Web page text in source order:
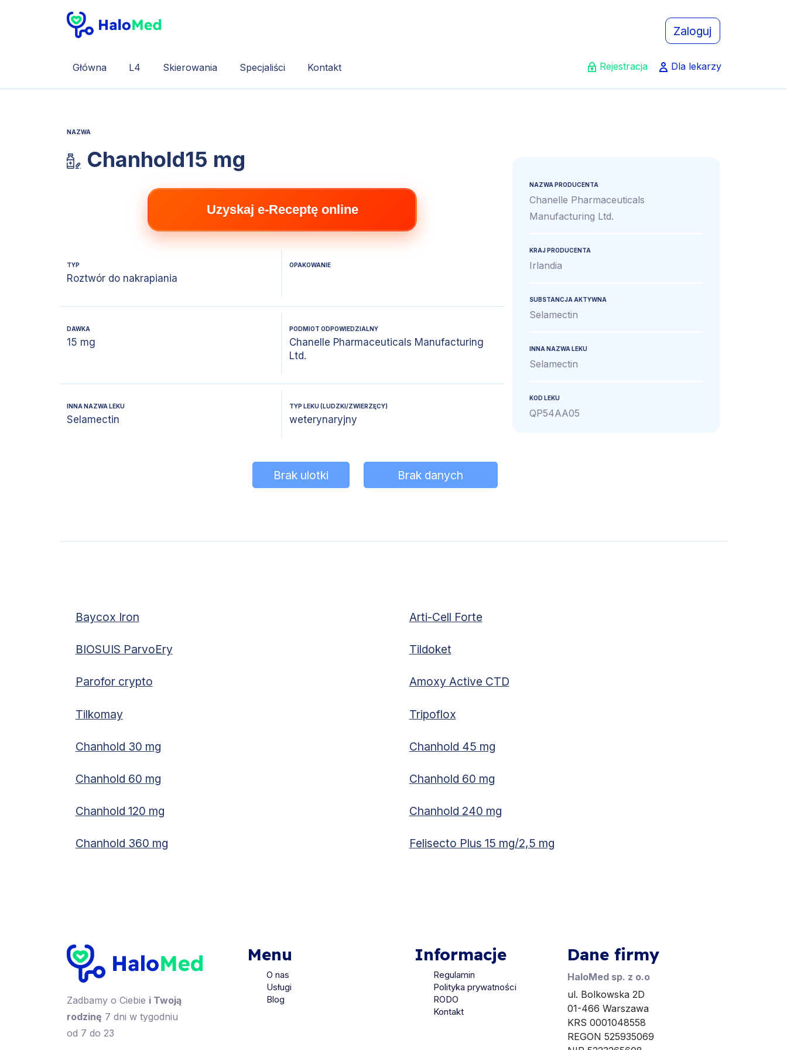
Zaloguj
Główna L4 Skierowania Specjaliści Kontakt Rejestracja Dla lekarzy
NAZWA
Chanhold15 mg
Uzyskaj e-Receptę online
TYP
Roztwór do nakrapiania
OPAKOWANIE
DAWKA
15 mg
PODMIOT ODPOWIEDZIALNY
Chanelle Pharmaceuticals Manufacturing
Ltd.
INNA NAZWA LEKU
Selamectin
TYP LEKU (LUDZKI/ZWIERZĘCY)
weterynaryjny
Brak ulotki Brak danych
NAZWA PRODUCENTA
Chanelle Pharmaceuticals
Manufacturing Ltd.
KRAJ PRODUCENTA
Irlandia
SUBSTANCJA AKTYWNA
Selamectin
INNA NAZWA LEKU
Selamectin
KOD LEKU
QP54AA05
Baycox Iron Arti-Cell Forte
BIOSUIS ParvoEry Tildoket
Parofor crypto Amoxy Active CTD
Tilkomay Tripoflox
Chanhold 30 mg Chanhold 45 mg
Chanhold 60 mg Chanhold 60 mg
Chanhold 120 mg Chanhold 240 mg
Chanhold 360 mg Felisecto Plus 15 mg/2,5 mg
Zadbamy o Ciebie i Twoją
rodzinę 7 dni w tygodniu
od 7 do 23
Menu
O nas
Usługi
Blog
Informacje
Regulamin
Polityka prywatności
RODO
Kontakt
Dane firmy
HaloMed sp. z o.o
ul. Bolkowska 2D
01-466 Warszawa
KRS 0001048558
REGON 525935069